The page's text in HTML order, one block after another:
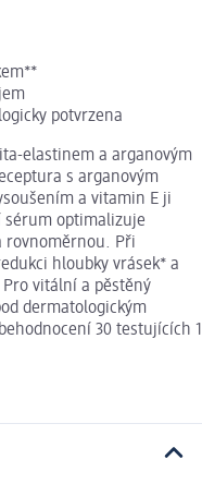
potvrzena
elastinem a arganovým
s arganovým
a vitamin E ji
optimalizuje
rovnoměrnou. Při
hloubky vrásek* a
vitální a pěstěný
dermatologickým
30 testujících 1